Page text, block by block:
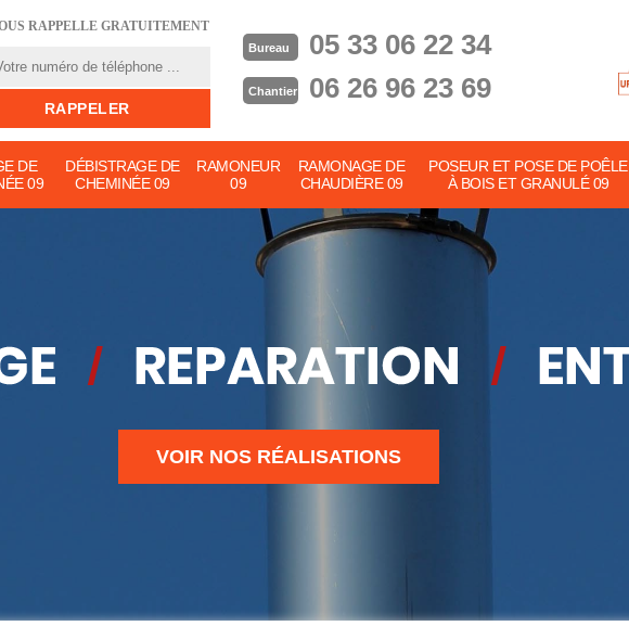
RAPPELLE GRATUITEMENT
Bureau 05 33 06 22 34
Chantier 06 26 96 23 69
DE
09
DÉBISTRAGE DE
CHEMINÉE 09
RAMONEUR
09
RAMONAGE DE
CHAUDIÈRE 09
POSEUR ET POSE DE POÊLE
À BOIS ET GRANULÉ 09
VOIR NOS RÉALISATIONS